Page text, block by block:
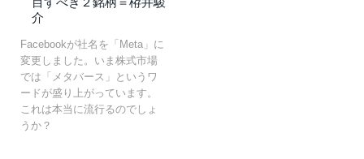
介
Facebookが社名を「Meta」に
変更しました。いま株式市場
では「メタバース」というワ
ードが盛り上がっています。
これは本当に流行るのでしょ
うか？